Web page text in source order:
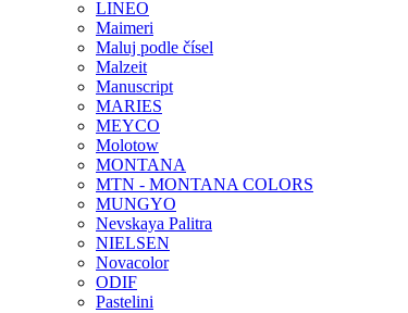
LINEO
Maimeri
Maluj podle čísel
Malzeit
Manuscript
MARIES
MEYCO
Molotow
MONTANA
MTN - MONTANA COLORS
MUNGYO
Nevskaya Palitra
NIELSEN
Novacolor
ODIF
Pastelini